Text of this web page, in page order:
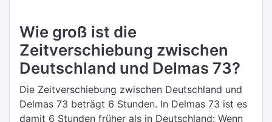
Wie groß ist die
Zeitverschiebung zwischen
Deutschland und Delmas 73?
Die Zeitverschiebung zwischen Deutschland und
Delmas 73 beträgt 6 Stunden. In Delmas 73 ist es
damit 6 Stunden früher als in Deutschland: Wenn